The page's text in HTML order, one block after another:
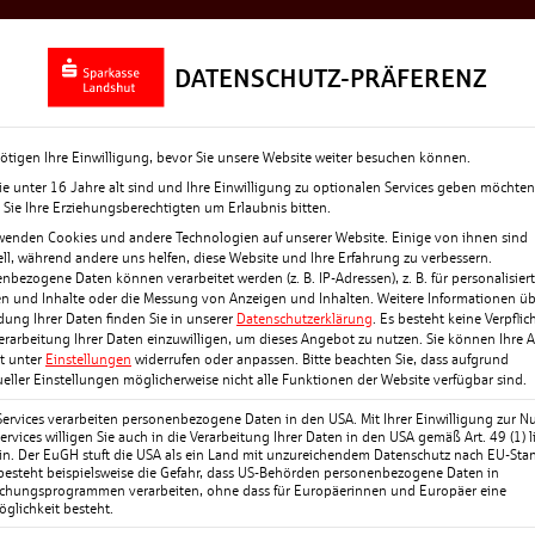
Energie, Freude und
Grundschulen
DATENSCHUTZ-PRÄFERENZ
Ihre Einwilligung, bevor Sie unsere Website weiter besuchen können.
unter 16 Jahre alt sind und Ihre Einwilligung zu optionalen Services geben
Sie Ihre Erziehungsberechtigten um Erlaubnis bitten.
Cookies und andere Technologien auf unserer Website. Einige von ihnen sind
während andere uns helfen, diese Website und Ihre Erfahrung zu verbessern.
Daten können verarbeitet werden (z. B. IP-Adressen), z. B. für
und Inhalte oder die Messung von Anzeigen und Inhalten. Weitere Informationen
Ihrer Daten finden Sie in unserer Datenschutzerklärung. Es besteht keine
Ihrer Daten einzuwilligen, um dieses Angebot zu nutzen. Sie können Ihre
unter Einstellungen widerrufen oder anpassen. Bitte beachten Sie, dass aufgrund
Einstellungen möglicherweise nicht alle Funktionen der Website verfügbar sind.
verarbeiten personenbezogene Daten in den USA. Mit Ihrer Einwilligung zur
willigen Sie auch in die Verarbeitung Ihrer Daten in den USA gemäß Art. 49 (1)
Der EuGH stuft die USA als ein Land mit unzureichendem Datenschutz nach EU-
beispielsweise die Gefahr, dass US-Behörden personenbezogene Daten in
verarbeiten, ohne dass für Europäerinnen und Europäer eine
besteht.